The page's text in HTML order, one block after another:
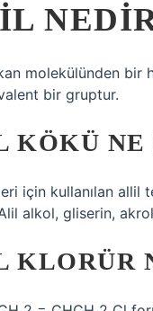
molekülünden bir
bir gruptur.
KÖKÜ NE
için kullanılan allil
alkol, gliserin,
KLORÜR